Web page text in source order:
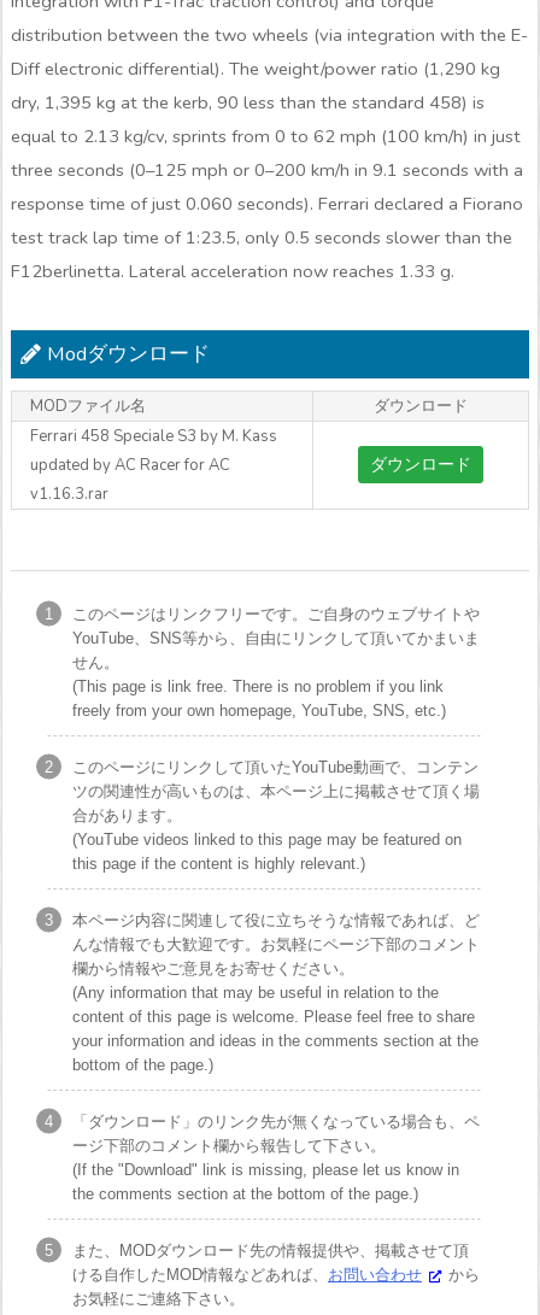
distribution between the two wheels (via integration with the E-
Diff electronic differential). The weight/power ratio (1,290 kg
dry, 1,395 kg at the kerb, 90 less than the standard 458) is
equal to 2.13 kg/cv, sprints from 0 to 62 mph (100 km/h) in just
three seconds (0–125 mph or 0–200 km/h in 9.1 seconds with a
response time of just 0.060 seconds). Ferrari declared a Fiorano
test track lap time of 1:23.5, only 0.5 seconds slower than the
F12berlinetta. Lateral acceleration now reaches 1.33 g.
Modダウンロード
MODファイル名
ダウンロード
Ferrari 458 Speciale S3 by M. Kass
updated by AC Racer for AC
v1.16.3.rar
ダウンロード
このページはリンクフリーです。ご自身のウェブサイトや
YouTube、SNS等から、自由にリンクして頂いてかまいま
せん。
(This page is link free. There is no problem if you link
freely from your own homepage, YouTube, SNS, etc.)
このページにリンクして頂いたYouTube動画で、コンテン
ツの関連性が高いものは、本ページ上に掲載させて頂く場
合があります。
(YouTube videos linked to this page may be featured on
this page if the content is highly relevant.)
本ページ内容に関連して役に立ちそうな情報であれば、ど
んな情報でも大歓迎です。お気軽にページ下部のコメント
欄から情報やご意見をお寄せください。
(Any information that may be useful in relation to the
content of this page is welcome. Please feel free to share
your information and ideas in the comments section at the
bottom of the page.)
「ダウンロード」のリンク先が無くなっている場合も、ペ
ージ下部のコメント欄から報告して下さい。
(If the "Download" link is missing, please let us know in
the comments section at the bottom of the page.)
また、MODダウンロード先の情報提供や、掲載させて頂
ける自作したMOD情報などあれば、 お問い合わせ
から
お気軽にご連絡下さい。